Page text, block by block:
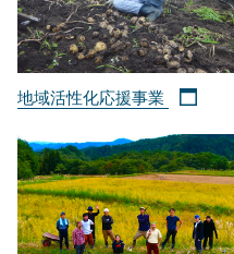
地域活性化応援事業